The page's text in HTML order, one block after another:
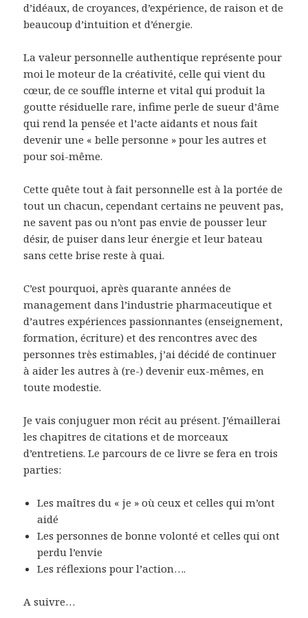
d’idéaux, de croyances, d’expérience, de raison et de
beaucoup d’intuition et d’énergie.
La valeur personnelle authentique représente pour
moi le moteur de la créativité, celle qui vient du
cœur, de ce souffle interne et vital qui produit la
goutte résiduelle rare, infime perle de sueur d’âme
qui rend la pensée et l’acte aidants et nous fait
devenir une « belle personne » pour les autres et
pour soi-même.
Cette quête tout à fait personnelle est à la portée de
tout un chacun, cependant certains ne peuvent pas,
ne savent pas ou n’ont pas envie de pousser leur
désir, de puiser dans leur énergie et leur bateau
sans cette brise reste à quai.
C’est pourquoi, après quarante années de
management dans l’industrie pharmaceutique et
d’autres expériences passionnantes (enseignement,
formation, écriture) et des rencontres avec des
personnes très estimables, j’ai décidé de continuer
à aider les autres à (re-) devenir eux-mêmes, en
toute modestie.
Je vais conjuguer mon récit au présent. J’émaillerai
les chapitres de citations et de morceaux
d’entretiens. Le parcours de ce livre se fera en trois
parties:
Les maîtres du « je » où ceux et celles qui m’ont
aidé
Les personnes de bonne volonté et celles qui ont
perdu l’envie
Les réflexions pour l’action….
A suivre…